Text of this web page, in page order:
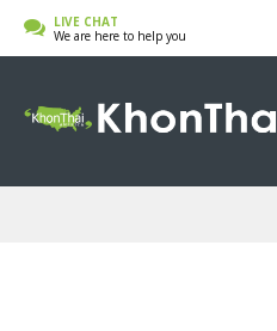
LIVE CHAT
We are here to help you